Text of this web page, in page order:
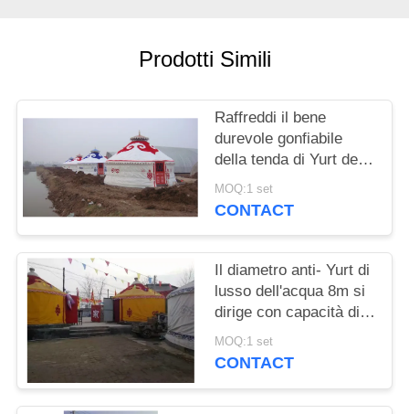
Prodotti Simili
Raffreddi il bene
durevole gonfiabile
della tenda di Yurt del
mongolian della cupola
con peso sopportabile
MOQ:1 set
CONTACT
Il diametro anti- Yurt di
lusso dell'acqua 8m si
dirige con capacità di
carico del vento di
80km/H
MOQ:1 set
CONTACT